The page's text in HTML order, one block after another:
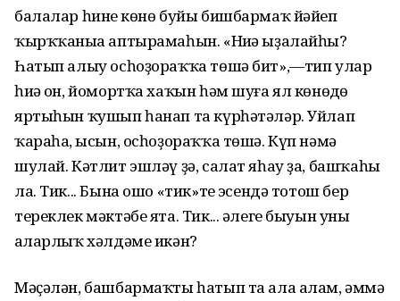
балалар һинең көнө буйы бишбармаҡ йәйеп
ҡырҡҡаныңа аптырамаһын. «Ниңә ыҙалайһың?
Һатып алыу осһоҙораҡҡа төшә бит»,—тип улар
һиңә он, йомортҡа хаҡын һәм шуға ял көнөңдөң
яртыһын ҡушып һанап та күрһәтәләр. Уйлап
ҡараһаң, ысын, осһоҙораҡҡа төшә. Күп нәмә
шулай. Кәтлит эшләү ҙә, салат яһау ҙа, башҡаһы
ла. Тик... Бына ошо «тик»тең эсендә тотош бер
тереклек мәктәбе ята. Тик... әлеге быуын уны
аңларлыҡ хәлдәме икән?
Мәҫәлән, башбармаҡты һатып та ала алам, әммә